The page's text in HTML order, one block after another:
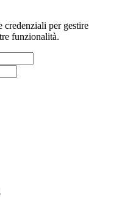
credenziali per gestire
funzionalità.